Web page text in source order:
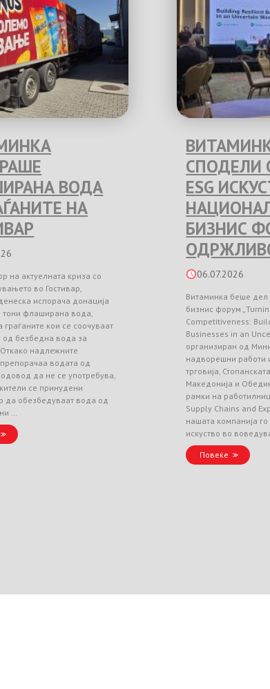
ВОДА
НА
на актуелната криза со
во Гостивар,
испорача донација
тони флаширана вода,
граѓаните кои се соочуваат
од безбедна вода за
надлежните
препорачаа водата од
да не се употребува,
се принудени
да обезбедуваат вода од
…
СПОДЕЛИ
ESG
БИЗНИС
06.07.2026
Витаминка беше
бизнис форум
Competitiveness:
Businesses in an
организиран од
надворешни работи
трговија,
Македонија и
рамки на
Supply Chains and
нашата компанија
искуство во
Повеќе